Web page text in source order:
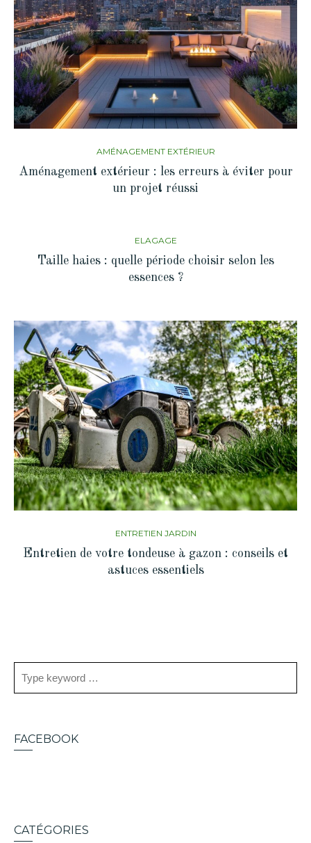
AMÉNAGEMENT EXTÉRIEUR
Aménagement extérieur : les erreurs à éviter pour
un projet réussi
ELAGAGE
Taille haies : quelle période choisir selon les
essences ?
ENTRETIEN JARDIN
Entretien de votre tondeuse à gazon : conseils et
astuces essentiels
FACEBOOK
CATÉGORIES